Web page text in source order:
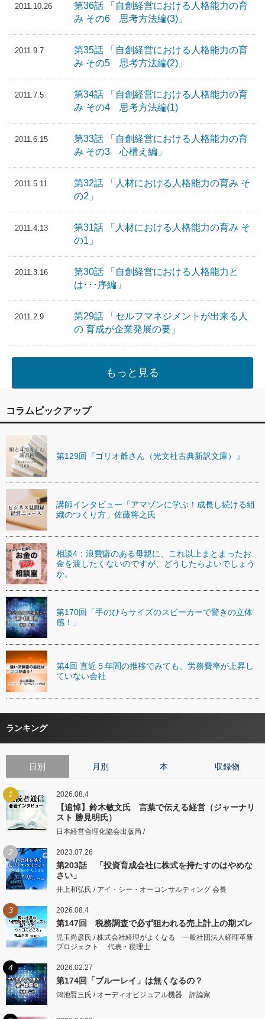
2011.10.26
第36話 「自創経営における人格能力の育
み その6 思考方法編(3)」
2011.9.7
第35話 「自創経営における人格能力の育
み その5 思考方法編(2)」
2011.7.5
第34話 「自創経営における人格能力の育
み その4 思考方法編(1)
2011.6.15
第33話 「自創経営における人格能力の育
み その3 心構え編」
2011.5.11
第32話 「人材における人格能力の育み そ
の2」
2011.4.13
第31話 「人材における人格能力の育み そ
の1」
2011.3.16
第30話 「自創経営における人格能力と
は･･･序編」
2011.2.9
第29話 「セルフマネジメントが出来る人
の 育成が企業発展の要」
もっと見る
コラムピックアップ
第129回『ゴリオ爺さん（光文社古典新訳文庫）』
講師インタビュー「アマゾンに学ぶ！成長し続ける組
織のつくり方」佐藤将之氏
相談4：浪費癖のある母親に、これ以上まとまったお
金を渡したくないのですが、どうしたらよいでしょう
か。
第170回「手のひらサイズのスピーカーで驚きの立体
感！」
第4回 直近５年間の推移でみても、労務費率が上昇し
ていない会社
ランキング
日別 月別 本 収録物
1 2026.08.4
【追悼】鈴木敏文氏 言葉で伝える経営（ジャーナリ
スト 勝見明氏）
日本経営合理化協会出版局 /
2 2023.07.26
第203話 「投資育成会社に株式を持たすのはやめな
さい」
井上和弘氏 / アイ・シー・オーコンサルティング 会長
3 2026.08.4
第147回 税務調査で必ず狙われる売上計上の期ズレ
児玉尚彦氏 / 株式会社経理がよくなる 一般社団法人経理革新
プロジェクト 代表・税理士
4 2026.02.27
第174回「ブルーレイ」は無くなるの？
鴻池賢三氏 / オーディオビジュアル機器 評論家